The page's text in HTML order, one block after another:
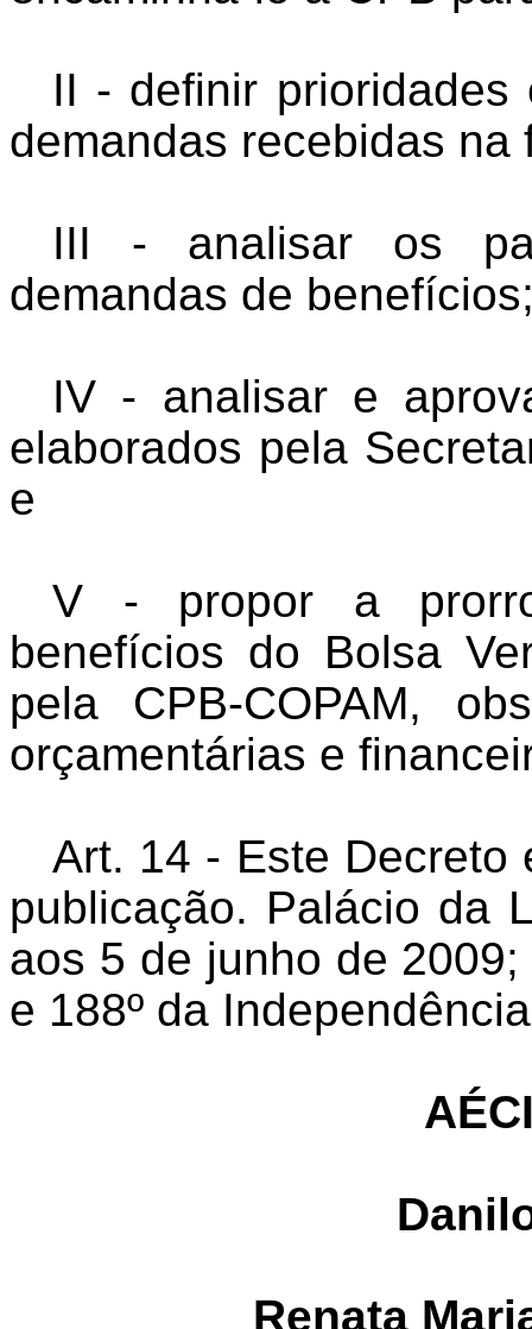
II - definir
demandas recebidas na
III - analisar os
demandas de
IV - analisar e
elaborados pela
e
V - propor a
benefícios do Bolsa
pela CPB-COPAM,
orçamentárias e
Art. 14 - Este Decreto
publicação. Palácio da
aos 5 de junho de
e 188º da
Renata